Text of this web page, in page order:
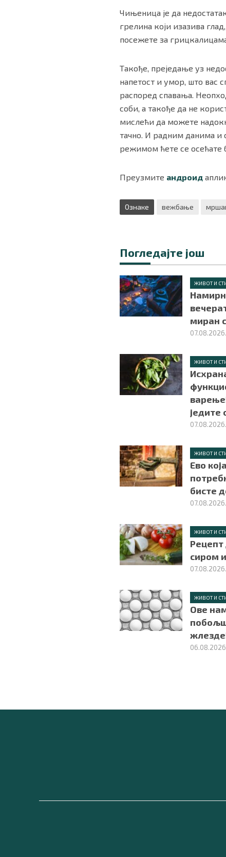
Чињеница је да
грелина који изазива
посежете за
Такође, преједање уз
напетост и умор, што вас
распоред спавања.
соби, а такође да не
мислећи да можете
тачно. И радним данима и
режимом ћете се осећате
Преузмите андроид
Ознаке вежбање
Погледајте још
ЖИВОТ И
миран
07.08.2026.
ЖИВОТ И
једите
07.08.2026.
ЖИВОТ И
Ево
бисте
07.08.2026.
ЖИВОТ И
Рецепт
сиром
07.08.2026.
ЖИВОТ И
Ове